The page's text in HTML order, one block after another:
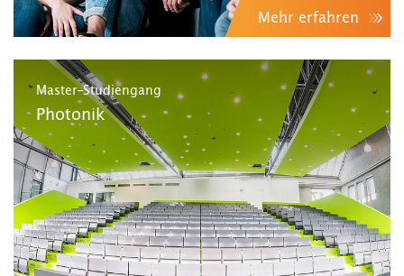
Mehr erfahren
Master-Studiengang
Photonik